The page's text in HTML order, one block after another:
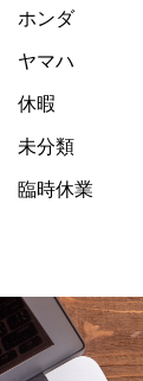
ホンダ
ヤマハ
休暇
未分類
臨時休業